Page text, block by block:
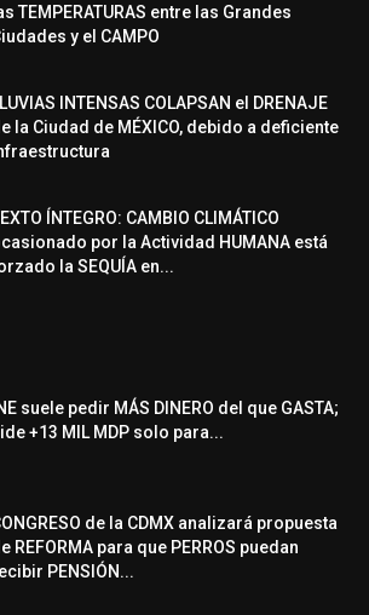
TEMPERATURAS entre las Grandes
y el CAMPO
INTENSAS COLAPSAN el DRENAJE
la Ciudad de MÉXICO, debido a deficiente
ÍNTEGRO: CAMBIO CLIMÁTICO
por la Actividad HUMANA está
la SEQUÍA en...
suele pedir MÁS DINERO del que GASTA;
+13 MIL MDP solo para...
de la CDMX analizará propuesta
REFORMA para que PERROS puedan
PENSIÓN...